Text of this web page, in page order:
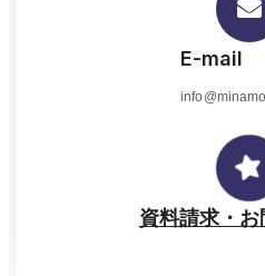
E-mail
資料請求・